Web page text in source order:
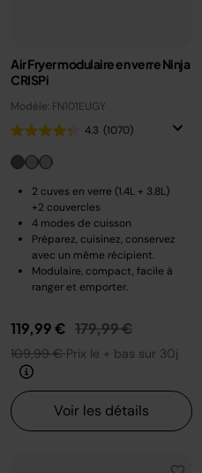
Air Fryer modulaire en verre Ninja
CRISPi
Modèle: FN101EUGY
4.3 (1070)
2 cuves en verre (1.4L + 3.8L)
+2 couvercles
4 modes de cuisson
Préparez, cuisinez, conservez
avec un même récipient.
Modulaire, compact, facile à
ranger et emporter.
119,99 € Prix réduit de
179,99 €au
109,99 €Prix le + bas sur 30j
Voir les détails